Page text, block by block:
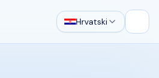
Hrvatski